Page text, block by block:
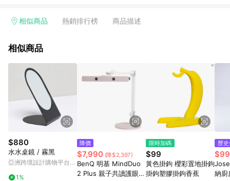
Smart mobile、神腦生活、JS巨盛、樂天KOBO電子書，請詳閱
台灣樂天市場，並在同一瀏覽器於24小時內結帳，才享有 LINE
市場 45 天內完成訂單出貨及結帳，則不符合贈點資格。 (4) 如
使用APP、或中途瀏覽比價網、回饋網、Google等其他網頁、或
由網頁版(電腦版/手機版網頁)切換為App都將會造成追蹤中斷而
無法進行 LINE POINTS 回饋。 (5) LINE 購物為購物資訊整合性
平台，商品資料更新會有時間差，如顯示之商品規格、顏色、價
位、贈品與台灣樂天市場銷售網頁不符，以銷售網頁標示為準。
(6) 導購訂單已逾 365 天，根據台灣樂天回饋規定，逾期訂單將
不符合回饋資格。 (7) 若上述或其他原因，致使消費者無接收到
點數回饋或點數回饋有爭議，台灣樂天市場保有更改條款與法律
追訴之權利，活動詳情以樂天市場網站公告為準。
相似商品 熱銷排行榜 商品描述
相似商品
$880
水水桌鏡 / 霧黑
亞洲跨境設計購物平台
1%
降價
$7,990 (降$2,397)
BenQ 明基 MindDuo
2 Plus 親子共讀護眼檯
限時加碼
$99
黃色掛鉤 櫻彩置地掛鉤
掛鉤塑膠掛鉤香蕉
歷
納廚